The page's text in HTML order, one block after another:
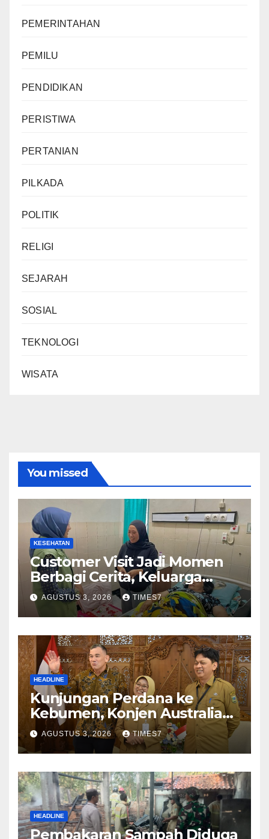
PEMERINTAHAN
PEMILU
PENDIDIKAN
PERISTIWA
PERTANIAN
PILKADA
POLITIK
RELIGI
SEJARAH
SOSIAL
TEKNOLOGI
WISATA
You missed
KESEHATAN
Customer Visit Jadi Momen
Berbagi Cerita, Keluarga
Nurhayati Rasakan Manfaat
NyataProgram JKN
AGUSTUS 3, 2026 TIMES7
HEADLINE
Kunjungan Perdana ke
Kebumen, Konjen Australia
Jajaki Kerja Sama Pariwisata
hingga Pendidikan
AGUSTUS 3, 2026 TIMES7
HEADLINE
Pembakaran Sampah Diduga